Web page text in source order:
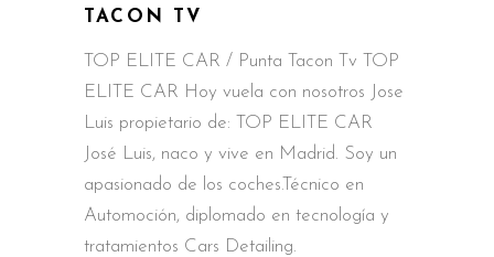
TACON TV
TOP ELITE CAR / Punta Tacon Tv TOP
ELITE CAR Hoy vuela con nosotros Jose
Luis propietario de: TOP ELITE CAR
José Luis, naco y vive en Madrid. Soy un
apasionado de los coches.Técnico en
Automoción, diplomado en tecnología y
tratamientos Cars Detailing.